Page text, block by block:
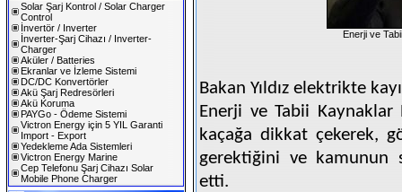
Solar Şarj Kontrol / Solar Charger
Control
İnvertör / Inverter
İnverter-Şarj Cihazı / Inverter-
Charger
Aküler / Batteries
Ekranlar ve İzleme Sistemi
DC/DC Konvertörler
Akü Şarj Redresörleri
Akü Koruma
PAYGo - Ödeme Sistemi
Victron Energy için 5 YIL Garanti
Import - Export
Yedekleme Ada Sistemleri
Victron Energy Marine
Cep Telefonu Şarj Cihazı Solar
Mobile Phone Charger
Enerji ve
Bakan Yıldız elektrikte
Enerji ve Tabii Kaynaklar
kaçağa dikkat çekerek,
gerektiğini ve kamunun
etti.